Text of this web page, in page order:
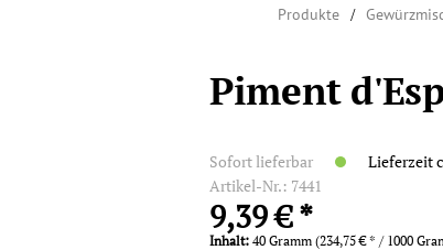
Produkte
Piment
Sofort lieferbar
Lieferzeit
Artikel-Nr.: 7441
9,39 € *
Inhalt:40 Gramm (234,75 € * / 1000